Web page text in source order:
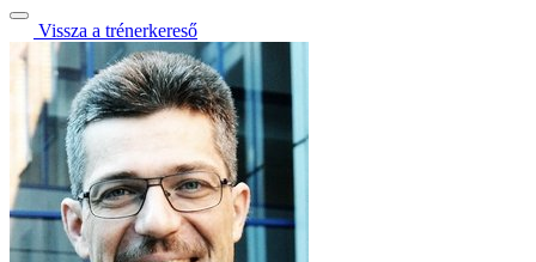
Vissza a trénerkereső